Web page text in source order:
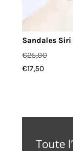
Sandales
€25,00
€17,50
Toute